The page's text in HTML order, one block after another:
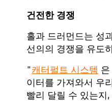
건전한 경쟁
홀과 드러먼드는 성
선의의 경쟁을 유도
"캐터펄트 시스템
이터를 가져와서 우
빨리 달릴 수 있는지